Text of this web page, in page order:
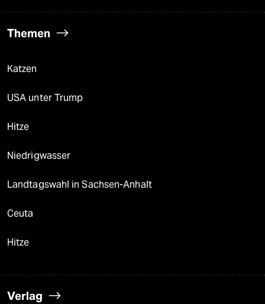
Themen
Katzen
USA unter Trump
Hitze
Niedrigwasser
Landtagswahl in Sachsen-Anhalt
Ceuta
Hitze
Verlag